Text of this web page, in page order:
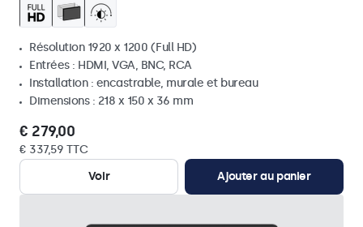
Résolution 1920 x 1200 (Full HD)
Entrées : HDMI, VGA, BNC, RCA
Installation : encastrable, murale et bureau
Dimensions : 218 x 150 x 36 mm
€ 279,00
€ 337,59 TTC
Voir
Ajouter au panier